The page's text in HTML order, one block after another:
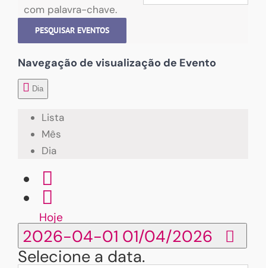
com palavra-chave.
PESQUISAR EVENTOS
Navegação de visualização de Evento
Dia
Lista
Mês
Dia
Hoje
2026-04-01 01/04/2026
Selecione a data.